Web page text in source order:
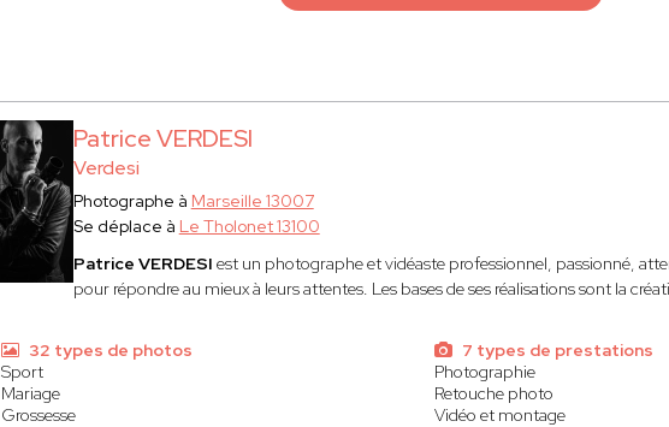
Patrice VERDESI
Verdesi
Photographe à Marseille 13007
Se déplace à Le Tholonet 13100
Patrice VERDESI est un photographe et vidéaste professionnel, passionné,
pour répondre au mieux à leurs attentes. Les bases de ses réalisations sont la
32 types de photos
Sport
Mariage
Grossesse
7 types de prestations
Photographie
Retouche photo
Vidéo et montage